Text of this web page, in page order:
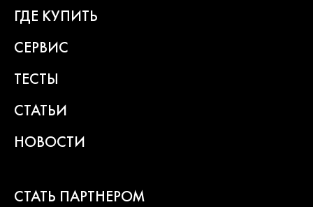
превращают любой рабочий процесс в удовольствие.
ГДЕ КУПИТЬ
СЕРВИС
ТЕСТЫ
СТАТЬИ
НОВОСТИ
СТАТЬ ПАРТНЕРОМ